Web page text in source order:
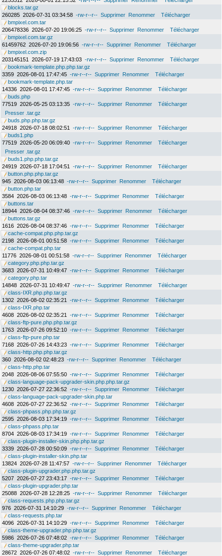
blocks.tar.gz
260285 2026-07-31 03:34:58 -rw-r--r-- Supprimer Renommer
Télécharger
bmpixel.com.tar
206478336 2026-07-20 19:06:25 -rw-r--r-- Supprimer Renommer
Télécharger
bmpixel.com.tar.gz
61459762 2026-07-20 19:06:56 -rw-r--r-- Supprimer Renommer
Télécharger
bmpixel.com.zip
203145151
2026-07-19 17:43:03 -rw-r--r-- Supprimer Renommer
Télécharger
bookmark-template.php.php.tar.gz
3359 2026-08-01 17:47:45 -rw-r--r-- Supprimer Renommer
Télécharger
bookmark-template.php.tar
14336 2026-08-01 17:47:45 -rw-r--r-- Supprimer Renommer
Télécharger
buds.php
77519 2026-05-25 03:13:35 -rw-r--r-- Supprimer Renommer
Télécharger
Presser .tar.gz
buds.php.php.tar.gz
24918 2026-07-18 08:02:51 -rw-r--r-- Supprimer Renommer
Télécharger
buds1.php
77519 2026-05-20 06:09:40 -rw-r--r-- Supprimer Renommer
Télécharger
Presser .tar.gz
buds1.php.php.tar.gz
24919 2026-07-18 17:04:51 -rw-r--r-- Supprimer Renommer
Télécharger
button.php.php.tar.gz
945 2026-08-03 06:13:48 -rw-r--r-- Supprimer Renommer
Télécharger
button.php.tar
3584 2026-08-03 06:13:48 -rw-r--r-- Supprimer Renommer
Télécharger
buttons.tar
18944 2026-08-04 08:37:46 -rw-r--r-- Supprimer Renommer
Télécharger
buttons.tar.gz
1616 2026-08-04 08:37:46 -rw-r--r-- Supprimer Renommer
Télécharger
cache-compat.php.php.tar.gz
2198 2026-08-01 00:51:58 -rw-r--r-- Supprimer Renommer
Télécharger
cache-compat.php.tar
11776 2026-08-01 00:51:58 -rw-r--r-- Supprimer Renommer
Télécharger
category.php.php.tar.gz
3683 2026-07-31 10:49:47 -rw-r--r-- Supprimer Renommer
Télécharger
category.php.tar
14848 2026-07-31 10:49:47 -rw-r--r-- Supprimer Renommer
Télécharger
class-IXR.php.php.tar.gz
1302 2026-08-02 02:35:21 -rw-r--r-- Supprimer Renommer
Télécharger
class-IXR.php.tar
4608 2026-08-02 02:35:21 -rw-r--r-- Supprimer Renommer
Télécharger
class-ftp-pure.php.php.tar.gz
1763 2026-07-26 09:52:10 -rw-r--r-- Supprimer Renommer
Télécharger
class-ftp-pure.php.tar
7168 2026-07-26 14:43:23 -rw-r--r-- Supprimer Renommer
Télécharger
class-http.php.php.tar.gz
360 2026-08-02 02:48:23 -rw-r--r-- Supprimer Renommer
Télécharger
class-http.php.tar
2048 2026-08-06 07:55:50 -rw-r--r-- Supprimer Renommer
Télécharger
class-language-pack-upgrader-skin.php.php.tar.gz
1230 2026-07-27 22:36:52 -rw-r--r-- Supprimer Renommer
Télécharger
class-language-pack-upgrader-skin.php.tar
4608 2026-07-27 22:36:52 -rw-r--r-- Supprimer Renommer
Télécharger
class-phpass.php.php.tar.gz
2595 2026-08-03 17:34:19 -rw-r--r-- Supprimer Renommer
Télécharger
class-phpass.php.tar
8704 2026-08-03 17:34:19 -rw-r--r-- Supprimer Renommer
Télécharger
class-plugin-installer-skin.php.php.tar.gz
3339 2026-07-28 00:50:09 -rw-r--r-- Supprimer Renommer
Télécharger
class-plugin-installer-skin.php.tar
13824 2026-07-28 11:47:57 -rw-r--r-- Supprimer Renommer
Télécharger
class-plugin-upgrader.php.php.tar.gz
5207 2026-07-27 23:43:17 -rw-r--r-- Supprimer Renommer
Télécharger
class-plugin-upgrader.php.tar
25088 2026-07-28 12:28:25 -rw-r--r-- Supprimer Renommer
Télécharger
class-requests.php.php.tar.gz
976 2026-07-31 14:10:29 -rw-r--r-- Supprimer Renommer
Télécharger
class-requests.php.tar
4096 2026-07-31 14:10:29 -rw-r--r-- Supprimer Renommer
Télécharger
class-theme-upgrader.php.php.tar.gz
5986 2026-07-26 07:48:02 -rw-r--r-- Supprimer Renommer
Télécharger
class-theme-upgrader.php.tar
28672 2026-07-26 07:48:02 -rw-r--r-- Supprimer Renommer
Télécharger